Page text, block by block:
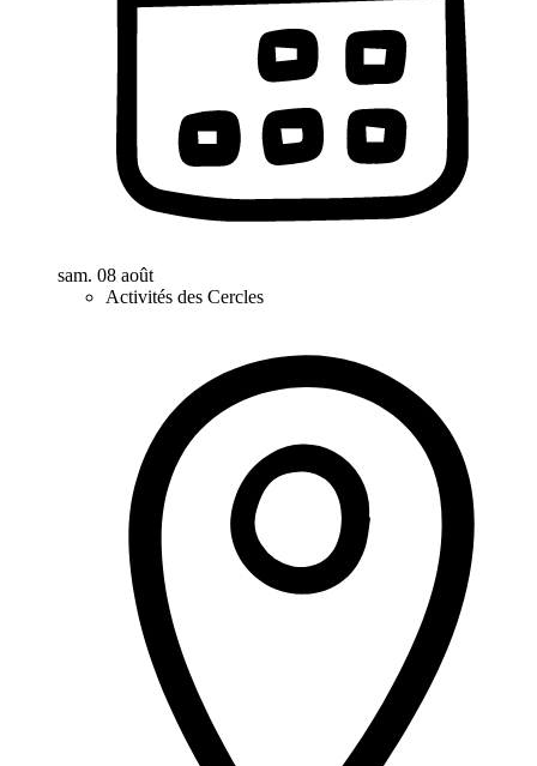
sam. 08 août
Activités des Cercles